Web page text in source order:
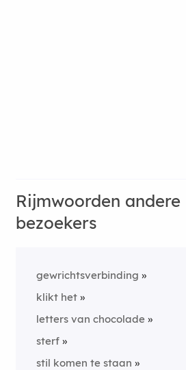
Rijmwoorden andere
bezoekers
gewrichtsverbinding
klikt het
letters van chocolade
sterf
stil komen te staan